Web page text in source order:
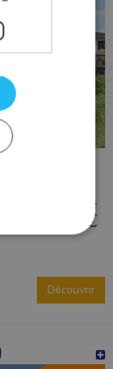
À partir de
2 600 €
Découvrir